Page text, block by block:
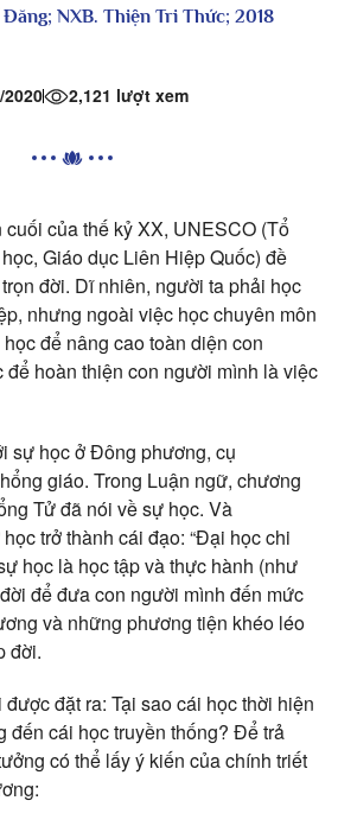
NXB. Thiện Tri Thức; 2018
2020 2,121 lượt xem
của thế kỷ XX, UNESCO (Tổ
Giáo dục Liên HiệpQuốc) đề
trọn đời. Dĩ nhiên, người ta phải học
nhưng ngoài việc học chuyên môn
để nâng caotoàn diện con
để hoàn thiện con người mình là việc
sự học ởĐông phương, cụ
giáo. Trong Luận ngữ, chương
Tửđã nói về sự học. Và
họctrở thành cái đạo: “Đại học chi
học là học tập vàthực hành (như
để đưacon người mình đến mức
và những phương tiện khéo léo
đời.
đặt ra: Tại sao cái học thời hiện
đến cái học truyền thống? Đểtrả
có thể lấyý kiến của chính triết
: